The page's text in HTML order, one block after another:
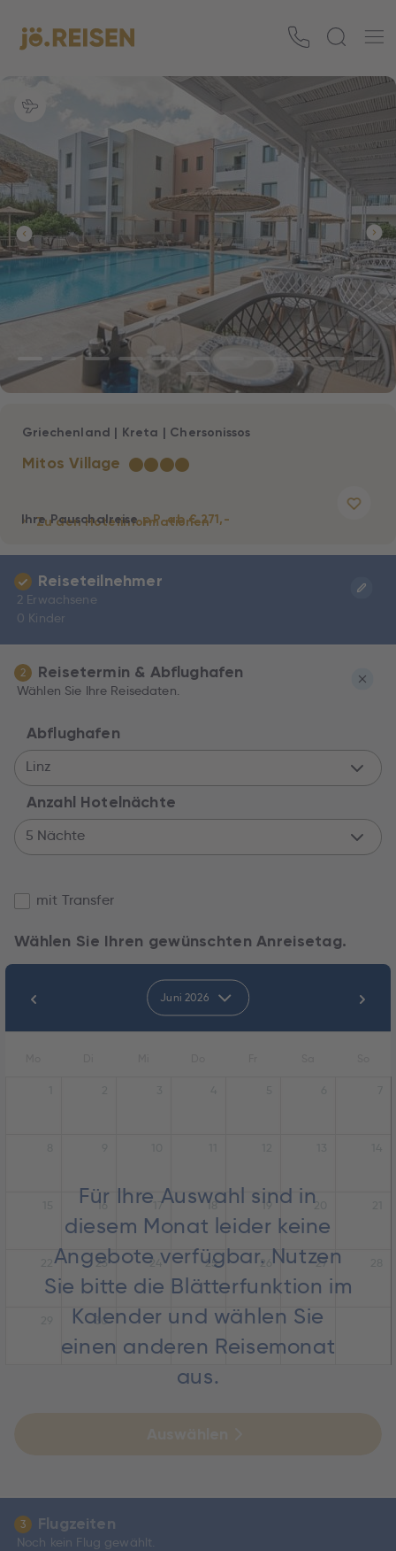
Mitos Village ★★★★
Griechenland | Kreta | Chersonissos
Zu den Hotelinformationen
Ihre Pauschalreisep.P. ab € 271,-
Reiseteilnehmer
2 Erwachsene
0 Kinder
2 Reisetermin & Abflughafen
Wählen Sie Ihre Reisedaten.
Abflughafen
Linz
Anzahl Hotelnächte
5 Nächte
mit Transfer
Wählen Sie Ihren gewünschten Anreisetag.
Juni 2026
Für Ihre Auswahl sind in
diesem Monat leider keine
Angebote verfügbar. Nutzen
Sie bitte die Blätterfunktion im
Kalender und wählen Sie
einen anderen Reisemonat
aus.
16 17 18 19 20
23 24 25 26 27
30
3 Flugzeiten
Noch kein Flug gewählt.